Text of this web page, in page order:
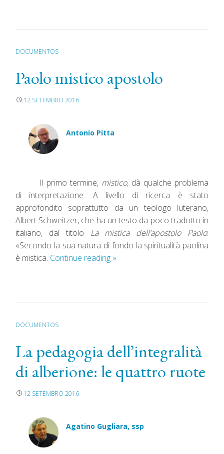
DOCUMENTOS
Paolo mistico apostolo
12 SETEMBRO 2016
Antonio Pitta
Il primo termine, mistico, dà qualche problema
di interpretazione. A livello di ricerca è stato
approfondito soprattutto da un teologo luterano,
Albert Schweitzer, che ha un testo da poco tradotto in
italiano, dal titolo La mistica dell’apostolo Paolo:
«Secondo la sua natura di fondo la spiritualità paolina
è mistica. Continue reading »
DOCUMENTOS
La pedagogia dell’integralità
di alberione: le quattro ruote
12 SETEMBRO 2016
Agatino Gugliara, ssp